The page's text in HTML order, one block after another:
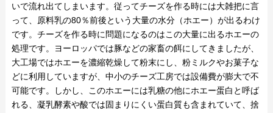
いで流れ出てしまいます。従ってチーズを作る時には大雑把に言
って、原料乳の80％前後という大量の水分（ホエー）が出るわけ
です。チーズを作る時に問題になるのはこの大量に出るホエーの
処理です。ヨーロッパでは豚などの家畜の餌にしてきましたが、
大工場ではホエーを濃縮乾燥して粉末にし、粉ミルクやお菓子な
どに利用していますが、中小のチーズ工房では設備費が膨大で不
可能です。しかし、このホエーには乳糖の他にホエー蛋白と呼ば
れる、凝乳酵素や酸では固まりにくい蛋白質も含まれていて、捨